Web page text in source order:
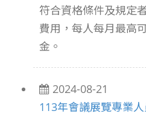
符合資格條件及規定
費用，每人每月最高
金。
2024-08-21
113年會議展覽專業